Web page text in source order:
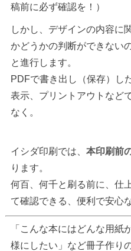
稿前に必ず確認を！）
しかし、デザインの内容に
かどうかの判断ができない
と進行します。
PDFで書き出し（保存）し
表示、プリントアウトなど
なく。
イシダ印刷では、 本印刷前
ります。
何百、何千と刷る前に、仕
て確認できる、便利で安心
「こんな本にはどんな用紙
様にしたい」など冊子作り